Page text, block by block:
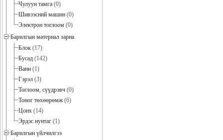
Чулуун тамга (0)
Шивээсний машин (0)
Электрон тоглоом (0)
Барилгын материал зарна
Блок (17)
Бусад (142)
Ванн (1)
Гэрэл (3)
Тоглоом, сүүдрэвч (0)
Тоног төхөөрөмж(6)
Цонх (14)
Эрдэс нунтаг (1)
Барилгын үйлчилгээ